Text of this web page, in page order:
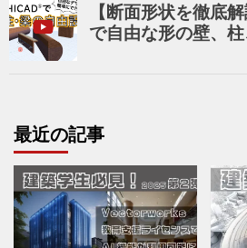
【断面形状を徹底
で自由な形の壁、
最近の記事